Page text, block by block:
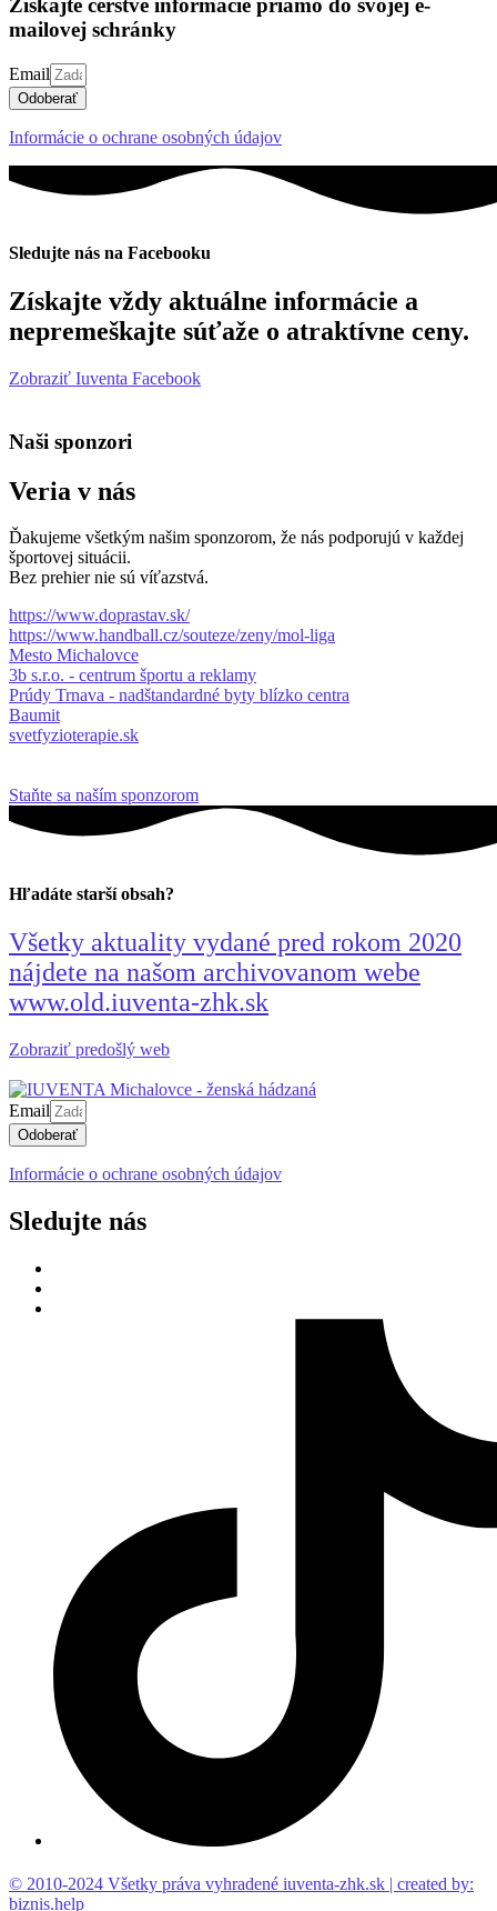
Získajte čerstvé informácie priamo do svojej e-
mailovej schránky
Email
Odoberať
Informácie o ochrane osobných údajov
Sledujte nás na Facebooku
Získajte vždy aktuálne informácie a
nepremeškajte súťaže o atraktívne ceny.
Zobraziť Iuventa Facebook
Naši sponzori
Veria v nás
Ďakujeme všetkým našim sponzorom, že nás podporujú v každej
športovej situácii.
Bez prehier nie sú víťazstvá.
https://www.doprastav.sk/
https://www.handball.cz/souteze/zeny/mol-liga
Mesto Michalovce
3b s.r.o. - centrum športu a reklamy
Prúdy Trnava - nadštandardné byty blízko centra
Baumit
svetfyzioterapie.sk
Staňte sa naším sponzorom
Hľadáte starší obsah?
Všetky aktuality vydané pred rokom 2020
nájdete na našom archivovanom webe
www.old.iuventa-zhk.sk
Zobraziť predošlý web
Email
Odoberať
Informácie o ochrane osobných údajov
Sledujte nás
© 2010-2024 Všetky práva vyhradené iuventa-zhk.sk | created by:
biznis.help